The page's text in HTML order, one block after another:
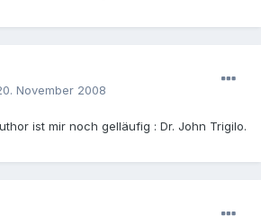
November 2008
ist mir noch gelläufig : Dr. John Trigilo.